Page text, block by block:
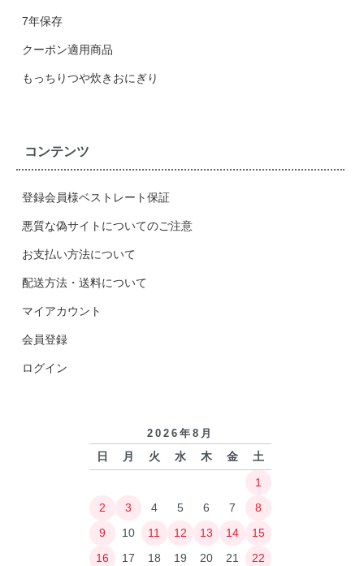
7年保存
クーポン適用商品
もっちりつや炊きおにぎり
コンテンツ
登録会員様ベストレート保証
悪質な偽サイトについてのご注意
お支払い方法について
配送方法・送料について
マイアカウント
会員登録
ログイン
2026年8月
日 月 火 水 木 金
土
1
2
3 4 5 6 7
8
9
10 11 12 13 14
15
16
17 18 19 20 21
22